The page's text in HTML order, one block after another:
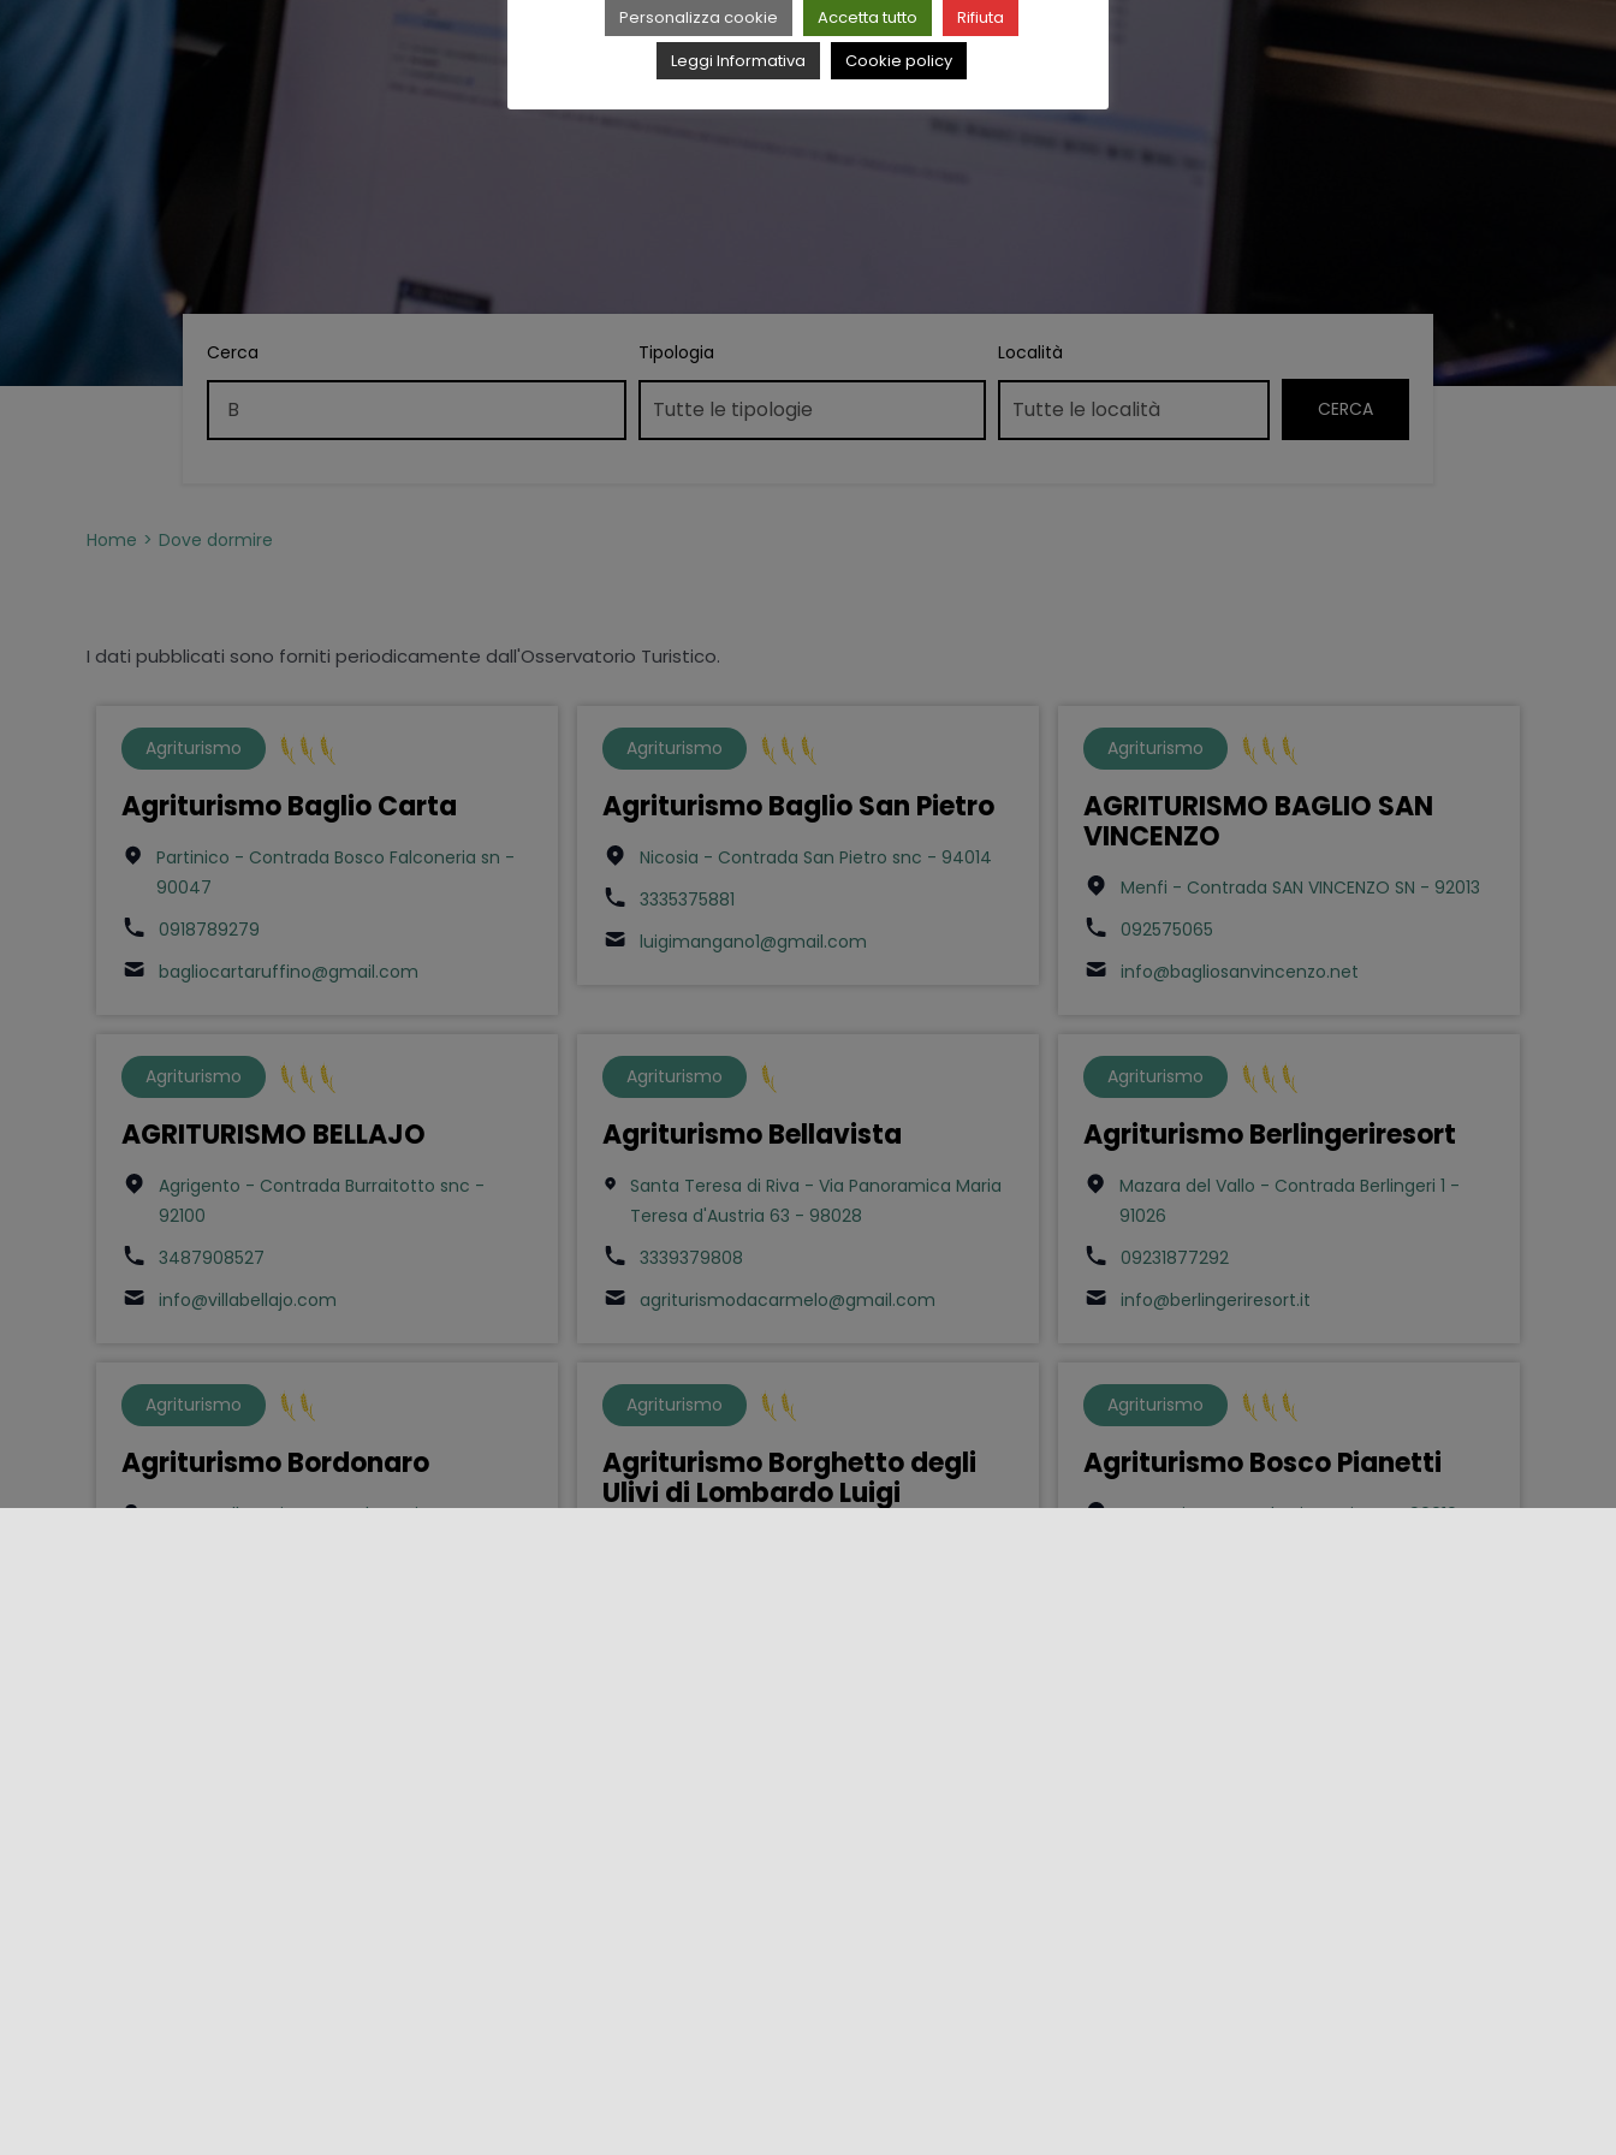
Cerca Tipologia Località
Home Dove dormire
I dati pubblicati sono forniti periodicamente dall'Osservatorio Turistico.
Agriturismo
Agriturismo Baglio Carta
Partinico - Contrada Bosco Falconeria sn -
90047
0918789279
bagliocartaruffino@gmail.com
Agriturismo
Agriturismo Baglio San Pietro
Nicosia - Contrada San Pietro snc - 94014
3335375881
luigimangano1@gmail.com
Agriturismo
AGRITURISMO BAGLIO SAN
VINCENZO
Menfi - Contrada SAN VINCENZO SN - 92013
092575065
info@bagliosanvincenzo.net
Agriturismo
AGRITURISMO BELLAJO
Agrigento - Contrada Burraitotto snc -
92100
3487908527
info@villabellajo.com
Agriturismo
Agriturismo Bellavista
Santa Teresa di Riva - Via Panoramica Maria
Teresa d'Austria 63 - 98028
3339379808
agriturismodacarmelo@gmail.com
Agriturismo
Agriturismo Berlingeriresort
Mazara del Vallo - Contrada Berlingeri 1 -
91026
09231877292
info@berlingeriresort.it
Agriturismo
Agriturismo Bordonaro
San Fratello - Via Contrada Buviano
Agriturismo
Agriturismo Borghetto degli
Ulivi di Lombardo Luigi
Agriturismo
Agriturismo Bosco Pianetti
Gratteri - Contrada Pianetti Snc - 90010
Personalizza cookie Accetta tutto
Rifiuta
Leggi Informativa
Cookie policy